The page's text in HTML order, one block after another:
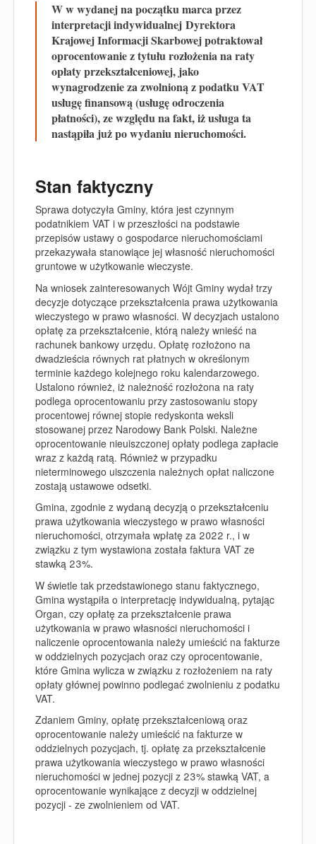
W w wydanej na początku marca przez
interpretacji indywidualnej Dyrektora
Krajowej Informacji Skarbowej potraktował
oprocentowanie z tytułu rozłożenia na raty
opłaty przekształceniowej, jako
wynagrodzenie za zwolnioną z podatku VAT
usługę finansową (usługę odroczenia
płatności), ze względu na fakt, iż usługa ta
nastąpiła już po wydaniu nieruchomości.
Stan faktyczny
Sprawa dotyczyła Gminy, która jest czynnym
podatnikiem VAT i w przeszłości na podstawie
przepisów ustawy o gospodarce nieruchomościami
przekazywała stanowiące jej własność nieruchomości
gruntowe w użytkowanie wieczyste.
Na wniosek zainteresowanych Wójt Gminy wydał trzy
decyzje dotyczące przekształcenia prawa użytkowania
wieczystego w prawo własności. W decyzjach ustalono
opłatę za przekształcenie, którą należy wnieść na
rachunek bankowy urzędu. Opłatę rozłożono na
dwadzieścia równych rat płatnych w określonym
terminie każdego kolejnego roku kalendarzowego.
Ustalono również, iż należność rozłożona na raty
podlega oprocentowaniu przy zastosowaniu stopy
procentowej równej stopie redyskonta weksli
stosowanej przez Narodowy Bank Polski. Należne
oprocentowanie nieuiszczonej opłaty podlega zapłacie
wraz z każdą ratą. Również w przypadku
nieterminowego uiszczenia należnych opłat naliczone
zostają ustawowe odsetki.
Gmina, zgodnie z wydaną decyzją o przekształceniu
prawa użytkowania wieczystego w prawo własności
nieruchomości, otrzymała wpłatę za 2022 r., i w
związku z tym wystawiona została faktura VAT ze
stawką 23%.
W świetle tak przedstawionego stanu faktycznego,
Gmina wystąpiła o interpretację indywidualną, pytając
Organ, czy opłatę za przekształcenie prawa
użytkowania w prawo własności nieruchomości i
naliczenie oprocentowania należy umieścić na fakturze
w oddzielnych pozycjach oraz czy oprocentowanie,
które Gmina wylicza w związku z rozłożeniem na raty
opłaty głównej powinno podlegać zwolnieniu z podatku
VAT.
Zdaniem Gminy, opłatę przekształceniową oraz
oprocentowanie należy umieścić na fakturze w
oddzielnych pozycjach, tj. opłatę za przekształcenie
prawa użytkowania wieczystego w prawo własności
nieruchomości w jednej pozycji z 23% stawką VAT, a
oprocentowanie wynikające z decyzji w oddzielnej
pozycji - ze zwolnieniem od VAT.